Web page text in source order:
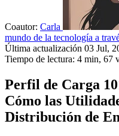
Coautor: Carla
mundo de la tecnología a
Última actualización 03 Jul,
Tiempo de lectura: 4 min, 67
Perfil de Carga
Cómo las
Distribución de